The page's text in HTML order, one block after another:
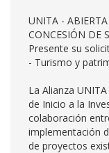
UNITA -
CONCESIÓN DE
Presente su
- Turismo y
La Alianza
de Inicio a la
colaboración
implementación
de proyectos